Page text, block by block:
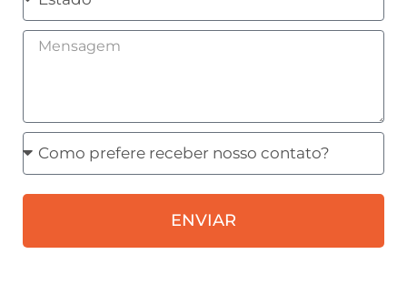
Mensagem
Como
prefere
receber
contato?
ENVIAR